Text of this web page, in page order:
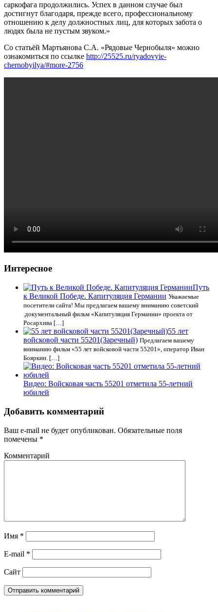
саркофага продолжились. Успех в данном случае был
достигнут благодаря, прежде всего, профессиональному
отношению к делу должностных лиц, для которых забота о
людях была не пустым звуком.»
Со статьёй Мартьянова С.А. «Рядовые Чернобыля» можно
ознакомиться по ссылке http://25525.ru/ryadovyie-
chernobyilya/#more-2756
Интересное
Путь
к Великой Победе. Капитуляция Германии Уважаемые
посетители сайта! Мы предлагаем вашему вниманию советский
.документальный фильм «Капитуляция Германии» проекта от
Росархива […]
55 лет
войсковой части 55201(Заречный) Предлагаем вашему
вниманию фильм «55 лет войсковой части 55201», оператор Иван
Бояркин. […]
Видео: Войсковая часть 55201 отметила 55-летний
юбилей
Добавить комментарий
Ваш e-mail не будет опубликован. Обязательные поля
помечены *
Комментарий
Имя *
E-mail *
Сайт